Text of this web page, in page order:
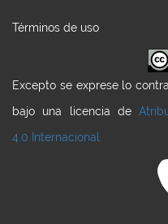
Términos de uso
Excepto se exprese lo
bajo una licencia de
4.0 Internacional